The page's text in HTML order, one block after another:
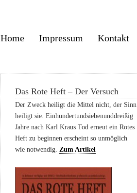
Home Impressum Kontakt
Das Rote Heft – Der Versuch
Der Zweck heiligt die Mittel nicht, der Sinn
heiligt sie. Einhundertundsiebenunddreißig
Jahre nach Karl Kraus Tod erneut ein Rotes
Heft zu beginnen erscheint so unmöglich
wie notwendig. Zum Artikel